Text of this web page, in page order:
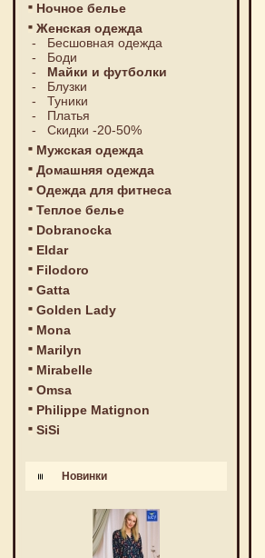
Ночное белье
Женская одежда
- Бесшовная одежда
- Боди
- Майки и футболки
- Блузки
- Туники
- Платья
- Скидки -20-50%
Мужская одежда
Домашняя одежда
Одежда для фитнеса
Теплое белье
Dobranocka
Eldar
Filodoro
Gatta
Golden Lady
Mona
Marilyn
Mirabelle
Omsa
Philippe Matignon
SiSi
Новинки